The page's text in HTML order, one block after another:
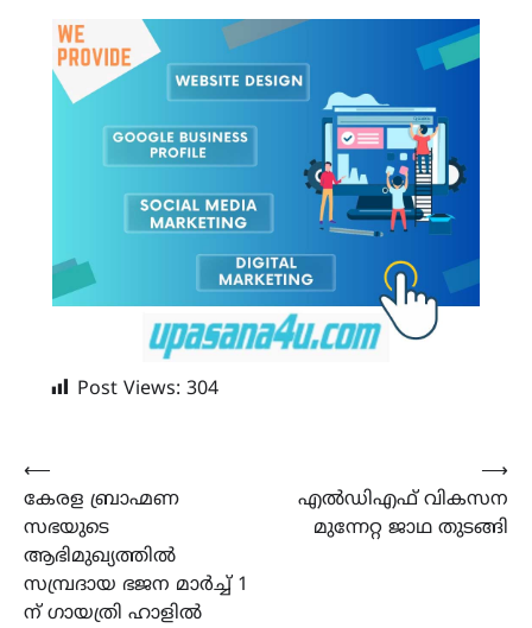
Post Views: 304
Post
navigation
⟵
കേരള ബ്രാഹ്മണ
സഭയുടെ
ആഭിമുഖ്യത്തിൽ
സമ്പ്രദായ ഭജന മാർച്ച് 1
ന് ഗായത്രി ഹാളിൽ
എൽഡിഎഫ് വികസന
മുന്നേറ്റ ജാഥ തുടങ്ങി
⟶